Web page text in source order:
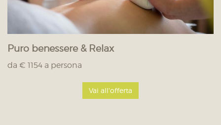
Puro benessere & Relax
da € 1154 a persona
Vai all'offerta